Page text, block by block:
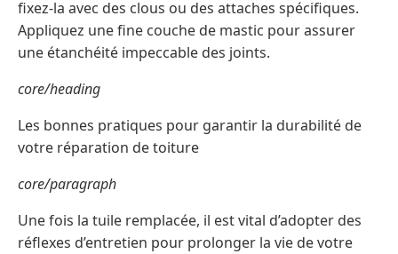
fixez-la avec des clous ou des attaches spécifiques.
Appliquez une fine couche de mastic pour assurer
une étanchéité impeccable des joints.
core/heading
Les bonnes pratiques pour garantir la durabilité de
votre réparation de toiture
core/paragraph
Une fois la tuile remplacée, il est vital d’adopter des
réflexes d’entretien pour prolonger la vie de votre